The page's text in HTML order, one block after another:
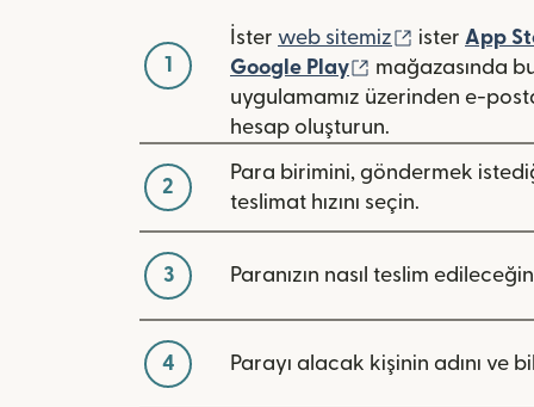
1
İster web sitemiz (yeni
ister App
Google Play
(yeni pencerede
mağazasında
uygulamamız üzerinden e-
hesap oluşturun.
2
Para birimini, göndermek
teslimat hızını seçin.
3 Paranızın nasıl teslim
4 Parayı alacak kişinin adını ve